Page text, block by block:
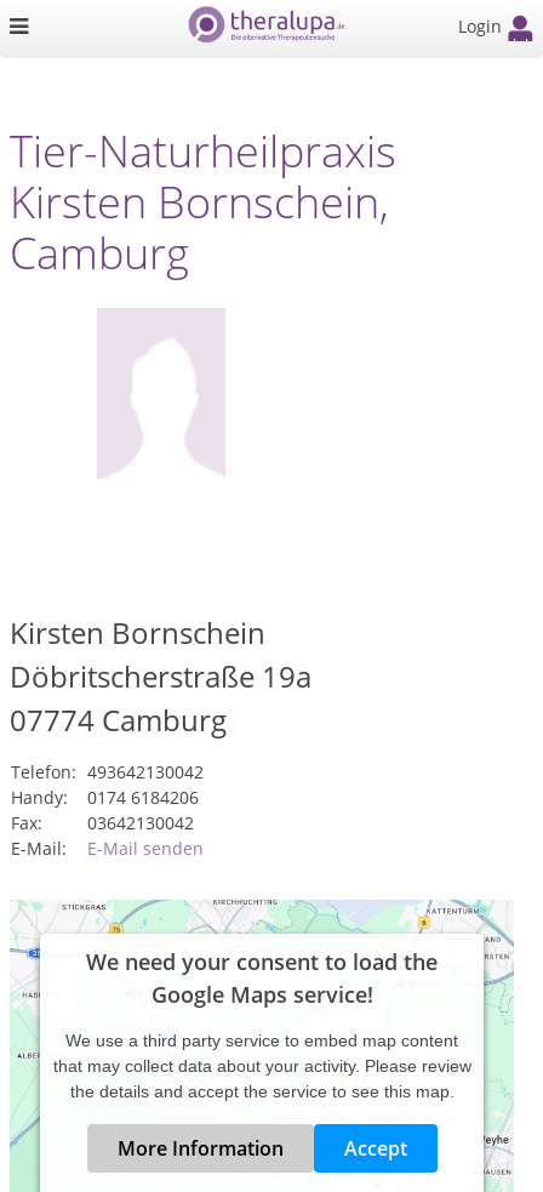
Login
Tier-Naturheilpraxis
Kirsten Bornschein,
Camburg
Kirsten Bornschein
Döbritscherstraße 19a
07774 Camburg
Telefon: 493642130042
Handy:
0174 6184206
Fax:
03642130042
E-Mail:
E-Mail senden
We need your consent to load the
Google Maps service!
We use a third party service to embed map content
that may collect data about your activity. Please review
the details and accept the service to see this map.
More Information Accept